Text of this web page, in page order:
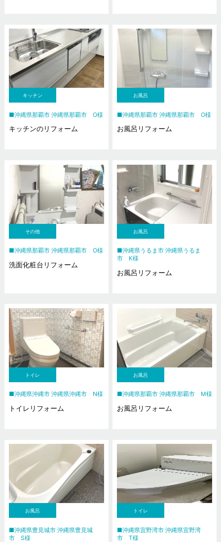
キッチン
沖縄県那覇市 沖縄県那覇市 O様
キッチンのリフォーム
お風呂
沖縄県那覇市 沖縄県那覇市 O様
お風呂リフォーム
その他
沖縄県那覇市 沖縄県那覇市 O様
洗面化粧台リフォーム
お風呂
沖縄県うるま市 沖縄県うるま
市 K様
お風呂リフォーム
トイレ
沖縄県沖縄市 沖縄県沖縄市 N様
トイレリフォーム
お風呂
沖縄県那覇市 沖縄県那覇市 M様
お風呂リフォーム
お風呂
沖縄県豊見城市 沖縄県豊見城
市 S様
トイレ
沖縄県宜野湾市 沖縄県宜野湾
市 T様